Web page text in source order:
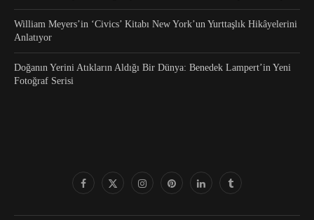
William Meyers’in ‘Civics’ Kitabı New York’un Yurttaşlık Hikâyelerini
Anlatıyor
Doğanın Yerini Atıkların Aldığı Bir Dünya: Benedek Lampert’in Yeni
Fotoğraf Serisi